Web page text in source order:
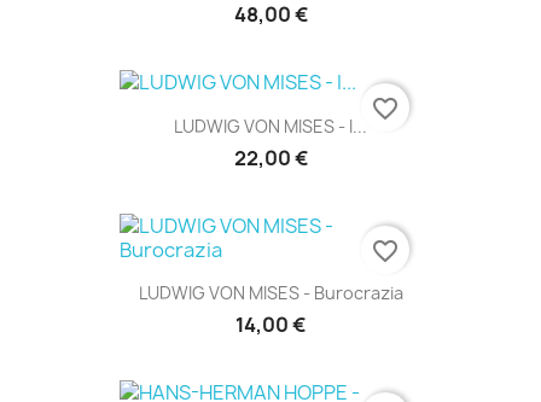
48,00 €
LUDWIG VON MISES - I...
22,00 €
favorite_border
LUDWIG VON MISES - Burocrazia
14,00 €
favorite_border